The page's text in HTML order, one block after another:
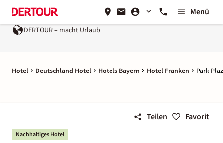
Menü
DERTOUR – macht Urlaub
Hotel Deutschland Hotel Hotels Bayern Hotel Franken Park
Teilen Favorit
Nachhaltiges Hotel